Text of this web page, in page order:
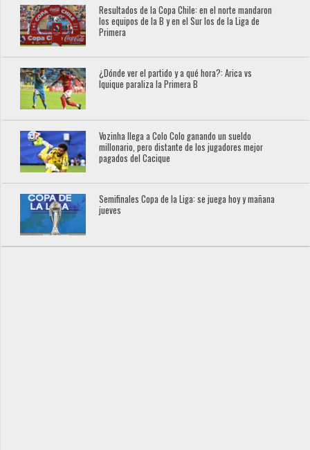
Resultados de la Copa Chile: en el norte mandaron
los equipos de la B y en el Sur los de la Liga de
Primera
¿Dónde ver el partido y a qué hora?: Arica vs
Iquique paraliza la Primera B
Vozinha llega a Colo Colo ganando un sueldo
millonario, pero distante de los jugadores mejor
pagados del Cacique
Semifinales Copa de la Liga: se juega hoy y mañana
jueves